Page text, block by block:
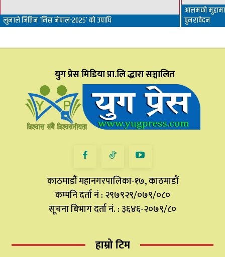
लुनाले जितिन ‘मिस नेपाल-२०२५’ को उपाधि
आलमको
पुनरावेदन
युग प्रेस मिडिया प्रा.लि द्धारा सञ्चालित
काठमाडौं महानगरपालिका-१७, काठमाडौं
कम्पनि दर्ता नं : २९७९२९/०७९/०८०
सूचना बिभाग दर्ता नं. : ३६४६-२०७९/८०
हाम्रो टिम